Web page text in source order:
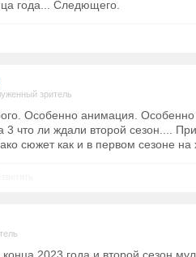
года... Следющего.
зритель
Особенно анимация. Особенно
3 что ли ждали второй сезон....
сюжет как и в первом сезоне на